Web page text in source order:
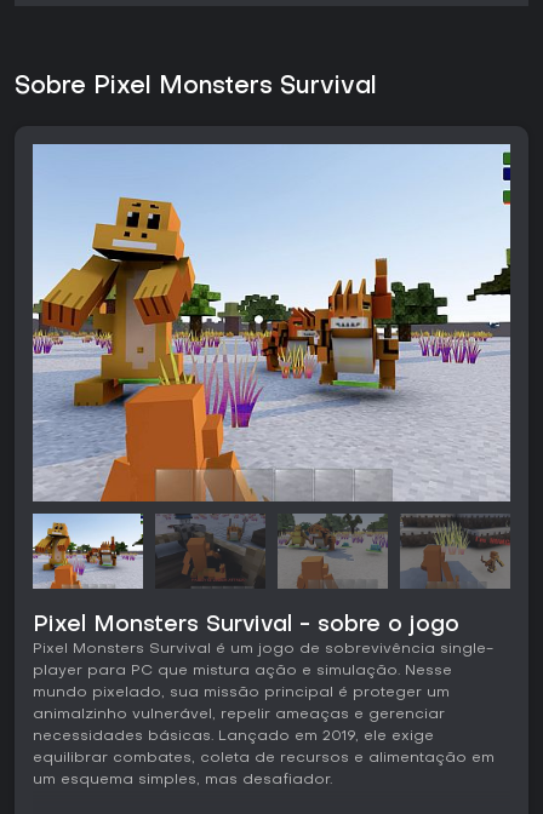
Sobre Pixel Monsters Survival
Pixel Monsters Survival - sobre o jogo
Pixel Monsters Survival é um jogo de sobrevivência single-
player para PC que mistura ação e simulação. Nesse
mundo pixelado, sua missão principal é proteger um
animalzinho vulnerável, repelir ameaças e gerenciar
necessidades básicas. Lançado em 2019, ele exige
equilibrar combates, coleta de recursos e alimentação em
um esquema simples, mas desafiador.